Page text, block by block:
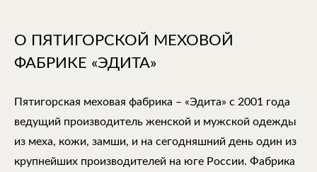
О ПЯТИГОРСКОЙ МЕХОВОЙ
ФАБРИКЕ «ЭДИТА»
Пятигорская меховая фабрика – «Эдита» с 2001 года
ведущий производитель женской и мужской одежды
из меха, кожи, замши, и на сегодняшний день один из
крупнейших производителей на юге России. Фабрика